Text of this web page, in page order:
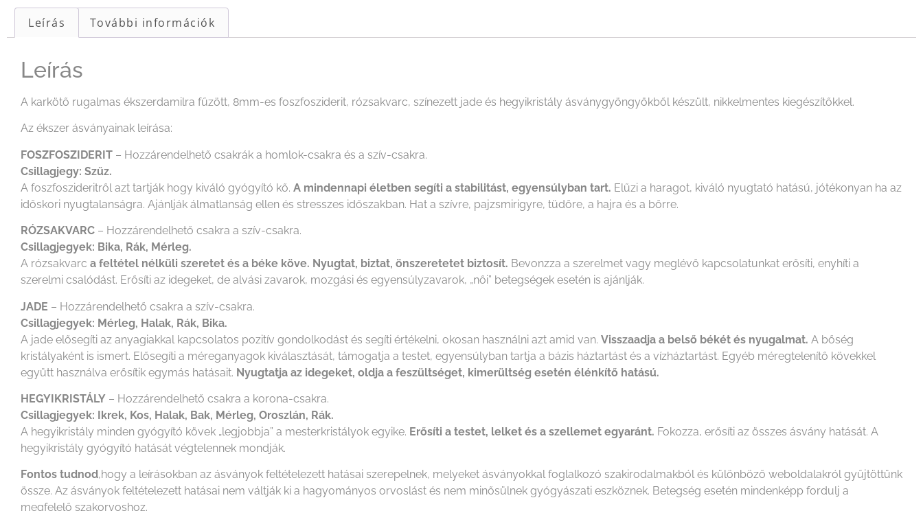
Leírás További információk
Leírás
A karkötő rugalmas ékszerdamilra fűzött, 8mm-es foszfosziderit, rózsakvarc, színezett jade és hegyikristály ásványgyöngyökből készült, nikkelmentes kiegészítőkkel.
Az ékszer ásványainak leírása:
FOSZFOSZIDERIT – Hozzárendelhető csakrák a homlok-csakra és a szív-csakra.
Csillagjegy: Szűz.
A foszfoszideritről azt tartják hogy kiváló gyógyító kő. A mindennapi életben segíti a stabilitást, egyensúlyban tart. Elűzi a haragot, kiváló nyugtató hatású, jótékonyan ha az
időskori nyugtalanságra. Ajánlják álmatlanság ellen és stresszes időszakban. Hat a szívre, pajzsmirigyre, tüdőre, a hajra és a bőrre.
RÓZSAKVARC – Hozzárendelhető csakra a szív-csakra.
Csillagjegyek: Bika, Rák, Mérleg.
A rózsakvarc a feltétel nélküli szeretet és a béke köve. Nyugtat, biztat, önszeretetet biztosít. Bevonzza a szerelmet vagy meglévő kapcsolatunkat erősíti, enyhíti a
szerelmi csalódást. Erősíti az idegeket, de alvási zavarok, mozgási és egyensúlyzavarok, „női” betegségek esetén is ajánlják.
JADE – Hozzárendelhető csakra a szív-csakra.
Csillagjegyek: Mérleg, Halak, Rák, Bika.
A jade elősegíti az anyagiakkal kapcsolatos pozitív gondolkodást és segíti értékelni, okosan használni azt amid van. Visszaadja a belső békét és nyugalmat. A bőség
kristályaként is ismert. Elősegíti a méreganyagok kiválasztását, támogatja a testet, egyensúlyban tartja a bázis háztartást és a vízháztartást. Egyéb méregtelenítő kövekkel
együtt használva erősítik egymás hatásait. Nyugtatja az idegeket, oldja a feszültséget, kimerültség esetén élénkítő hatású.
HEGYIKRISTÁLY – Hozzárendelhető csakra a korona-csakra.
Csillagjegyek: Ikrek, Kos, Halak, Bak, Mérleg, Oroszlán, Rák.
A hegyikristály minden gyógyító kövek „legjobbja” a mesterkristályok egyike. Erősíti a testet, lelket és a szellemet egyaránt. Fokozza, erősíti az összes ásvány hatását. A
hegyikristály gyógyító hatását végtelennek mondják.
Fontos tudnod,hogy a leírásokban az ásványok feltételezett hatásai szerepelnek, melyeket ásványokkal foglalkozó szakirodalmakból és különböző weboldalakról gyűjtöttünk
össze. Az ásványok feltételezett hatásai nem váltják ki a hagyományos orvoslást és nem minősülnek gyógyászati eszköznek. Betegség esetén mindenképp fordulj a
megfelelő szakorvoshoz.